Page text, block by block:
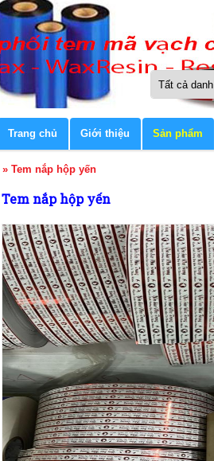
Trang chủ Giới thiệu Sản phẩm
» Tem nắp hộp yến
Tem nắp hộp yến